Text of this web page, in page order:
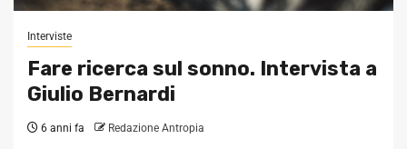
Interviste
Fare ricerca sul sonno. Intervista a
Giulio Bernardi
6 anni fa Redazione Antropia